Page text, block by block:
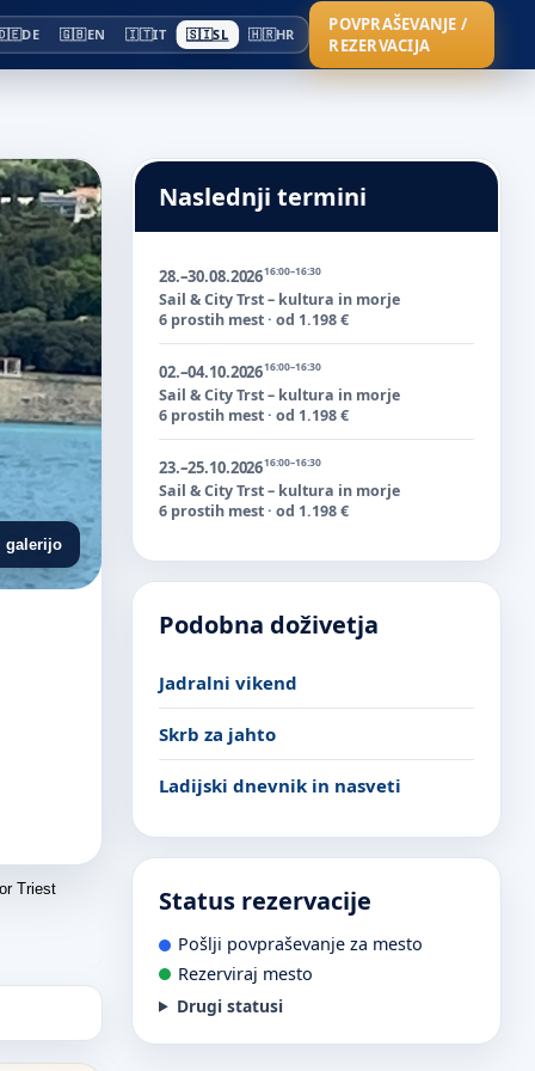
DE 🇬🇧EN 🇮🇹IT 🇸🇮SL 🇭🇷HR
POVPRAŠEVANJE /
REZERVACIJA
galerijo
Naslednji termini
28.–30.08.202616:00–16:30
Sail & City Trst – kultura in morje
6 prostih mest · od 1.198 €
02.–04.10.202616:00–16:30
Sail & City Trst – kultura in morje
6 prostih mest · od 1.198 €
23.–25.10.202616:00–16:30
Sail & City Trst – kultura in morje
6 prostih mest · od 1.198 €
Podobna doživetja
Jadralni vikend
Skrb za jahto
Ladijski dnevnik in nasveti
Status rezervacije
Pošlji povpraševanje za mesto
Rezerviraj mesto
Drugi statusi